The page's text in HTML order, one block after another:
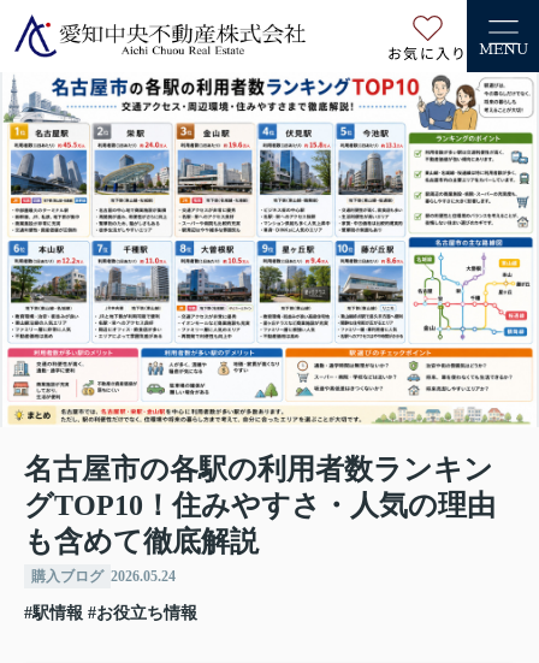
お気に入り MENU
名古屋市の各駅の利用者数ランキン
グTOP10！住みやすさ・人気の理由
も含めて徹底解説
購入ブログ 2026.05.24
#駅情報 #お役立ち情報